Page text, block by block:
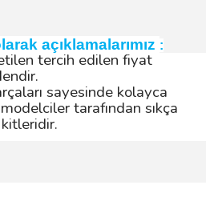
açıklamalarımız :
tercih edilen fiyat
sayesinde kolayca
tarafından sıkça